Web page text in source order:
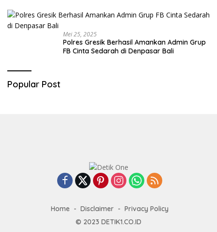
Mei 25, 2025
Polres Gresik Berhasil Amankan Admin Grup
FB Cinta Sedarah di Denpasar Bali
Popular Post
Home Disclaimer
Privacy Policy
© 2023 DETIK1.CO.ID